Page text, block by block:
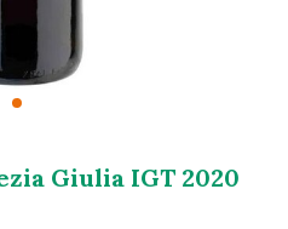
Giulia IGT 2020